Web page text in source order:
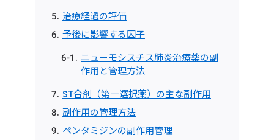
治療経過の評価
予後に影響する因子
ニューモシスチス肺炎治療薬の副
作用と管理方法
ST合剤（第一選択薬）の主な副作用
副作用の管理方法
ペンタミジンの副作用管理